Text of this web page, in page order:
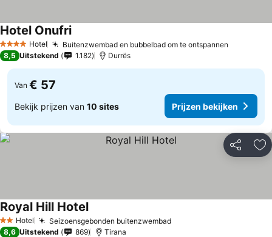
4 SterrenHotel Buitenzwembad en bubbelbad om te ontspannen
Hotel Onufri
8,5 Uitstekend 1.182 Durrës
Van € 57
Bekijk prijzen van 10 sites Prijzen bekijken
Delen
2 Sterren
Hotel Seizoensgebonden buitenzwembad
Royal Hill Hotel
8,6 Uitstekend 869 Tirana